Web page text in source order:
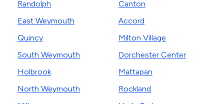
Randolph
East Weymouth
Quincy
South Weymouth
Holbrook
North Weymouth
Canton
Accord
Milton Village
Dorchester Center
Mattapan
Rockland